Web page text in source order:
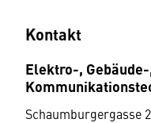
Kontakt
Elektro-,
Schaumburgergasse